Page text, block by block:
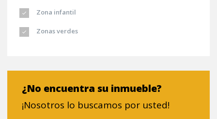
Zona infantil
Zonas verdes
¿No encuentra su inmueble?
¡Nosotros lo buscamos por usted!